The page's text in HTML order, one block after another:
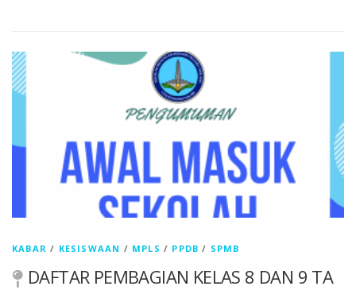
KABAR / KESISWAAN / MPLS / PPDB / SPMB
DAFTAR PEMBAGIAN KELAS 8 DAN 9 TA